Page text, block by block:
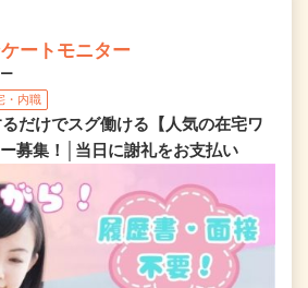
ートモニター
・内職
だけでスグ働ける【人気の在宅ワ
募集！│当日に謝礼をお支払い